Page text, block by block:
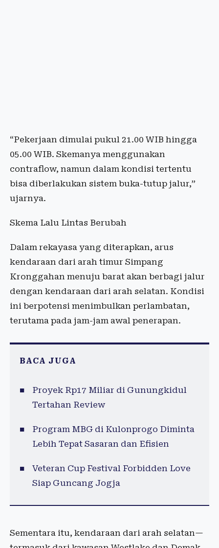
“Pekerjaan dimulai pukul 21.00 WIB hingga
05.00 WIB. Skemanya menggunakan
contraflow, namun dalam kondisi tertentu
bisa diberlakukan sistem buka-tutup jalur,”
ujarnya.
Skema Lalu Lintas Berubah
Dalam rekayasa yang diterapkan, arus
kendaraan dari arah timur Simpang
Kronggahan menuju barat akan berbagi jalur
dengan kendaraan dari arah selatan. Kondisi
ini berpotensi menimbulkan perlambatan,
terutama pada jam-jam awal penerapan.
BACA JUGA
Proyek Rp17 Miliar di Gunungkidul
Tertahan Review
Program MBG di Kulonprogo Diminta
Lebih Tepat Sasaran dan Efisien
Veteran Cup Festival Forbidden Love
Siap Guncang Jogja
Sementara itu, kendaraan dari arah selatan—